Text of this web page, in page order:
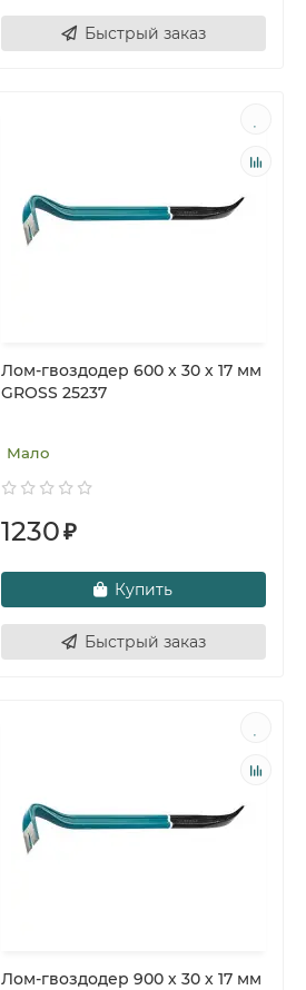
Быстрый заказ
Лом-гвоздодер 600 х 30 х 17 мм
GROSS 25237
Мало
1230₽
Купить
Быстрый заказ
Лом-гвоздодер 900 х 30 х 17 мм